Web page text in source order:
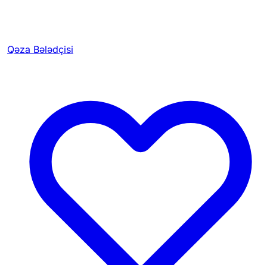
Qəza Bələdçisi